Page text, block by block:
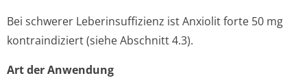
Bei schwerer Leberinsuffizienz ist Anxiolit forte 50 mg
kontraindiziert (siehe Abschnitt 4.3).
Art der Anwendung